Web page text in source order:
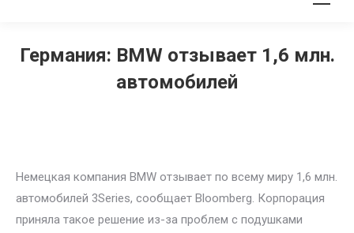
Германия: BMW отзывает 1,6 млн.
автомобилей
Немецкая компания BMW отзывает по всему миру 1,6 млн.
автомобилей 3Series, сообщает Bloomberg. Корпорация
приняла такое решение из-за проблем с подушками